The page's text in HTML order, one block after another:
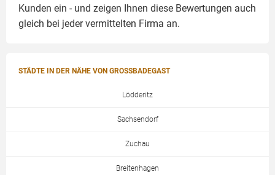
Kunden ein - und zeigen Ihnen diese Bewertungen auch
gleich bei jeder vermittelten Firma an.
STÄDTE IN DER NÄHE VON GROSSBADEGAST
Lödderitz
Sachsendorf
Zuchau
Breitenhagen